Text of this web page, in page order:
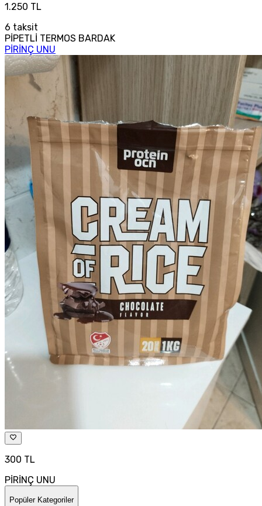
1.250 TL
6 taksit
PİPETLİ TERMOS BARDAK
PİRİNÇ UNU
300 TL
PİRİNÇ UNU
Popüler Kategoriler